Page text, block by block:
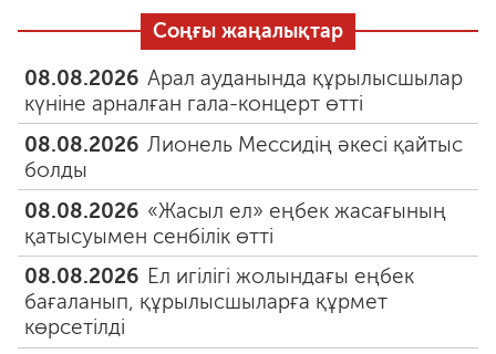
Соңғы жаңалықтар
08.08.2026 Арал ауданында құрылысшылар
күніне арналған гала-концерт өтті
08.08.2026 Лионель Мессидің әкесі қайтыс
болды
08.08.2026 «Жасыл ел» еңбек жасағының
қатысуымен сенбілік өтті
08.08.2026 Ел игілігі жолындағы еңбек
бағаланып, құрылысшыларға құрмет
көрсетілді